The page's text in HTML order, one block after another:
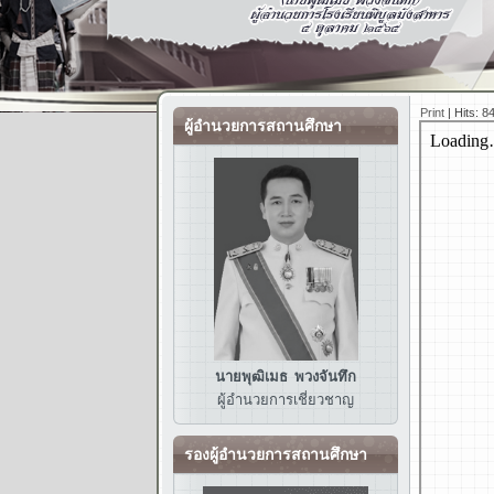
ผู้อำนวยการสถานศึกษา
นายพุฒิเมธ พวงจันทึก
ผู้อำนวยการเชี่ยวชาญ
รองผู้อำนวยการสถานศึกษา
Print | Hits: